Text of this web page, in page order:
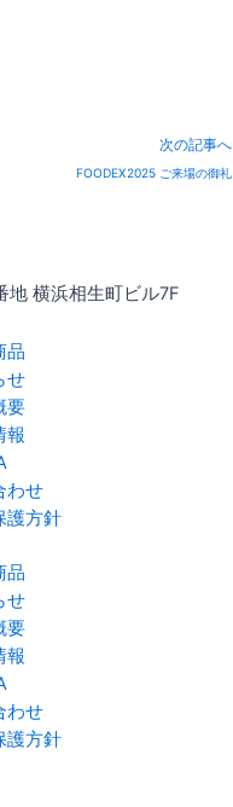
次の記事へ
FOODEX2025 ご来場の御礼
地 横浜相生町ビル7F
品
せ
要
報
わせ
護方針
品
せ
要
報
わせ
護方針